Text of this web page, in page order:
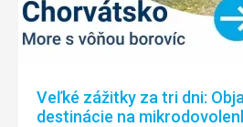
Veľké zážitky za tri dni:
destinácie na